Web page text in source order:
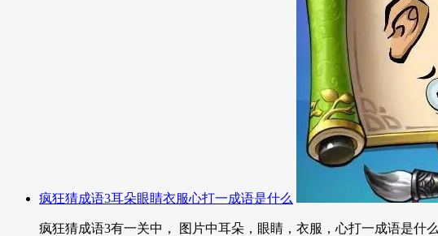
疯狂猜成语3耳朵眼睛衣服心打一成语是什么
疯狂猜成语3有一关中， 图片中耳朵，眼睛，衣服，心打一成语是